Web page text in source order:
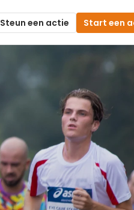
Steun een actie Start een